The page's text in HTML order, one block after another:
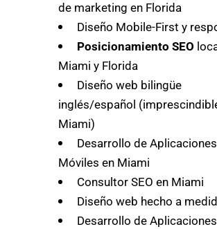
de marketing en Florida
Diseño Mobile-First y
Posicionamiento SEO
Miami y Florida
Diseño web bilingüe
inglés/español
Miami)
Desarrollo de Aplicaciones
Móviles en Miami
Consultor SEO en Miami
Diseño web hecho a
Desarrollo de Aplicaciones